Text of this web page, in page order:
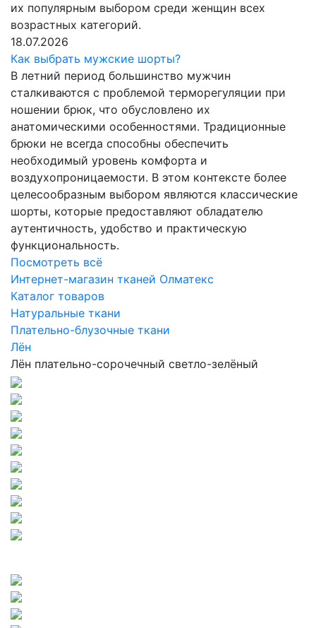
их популярным выбором среди женщин всех
возрастных категорий.
18.07.2026
Как выбрать мужские шорты?
В летний период большинство мужчин
сталкиваются с проблемой терморегуляции при
ношении брюк, что обусловлено их
анатомическими особенностями. Традиционные
брюки не всегда способны обеспечить
необходимый уровень комфорта и
воздухопроницаемости. В этом контексте более
целесообразным выбором являются классические
шорты, которые предоставляют обладателю
аутентичность, удобство и практическую
функциональность.
Посмотреть всё
Интернет-магазин тканей Олматекс
Каталог товаров
Натуральные ткани
Плательно-блузочные ткани
Лён
Лён плательно-сорочечный светло-зелёный